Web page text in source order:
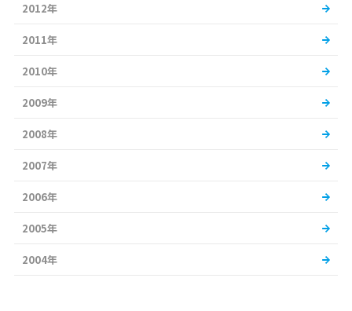
2012年
2011年
2010年
2009年
2008年
2007年
2006年
2005年
2004年